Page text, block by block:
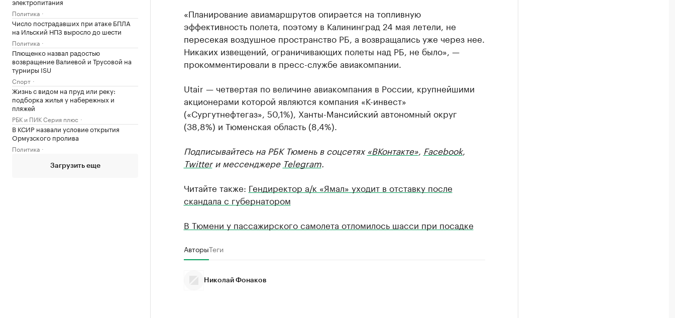
Политика
Число пострадавших при атаке БПЛА
на Ильский НПЗ выросло до шести
Политика
Плющенко назвал радостью
возвращение Валиевой и Трусовой на
турниры ISU
Спорт
Жизнь с видом на пруд или реку:
подборка жилья у набережных и
пляжей
РБК и ПИК Серия плюс
В КСИР назвали условие открытия
Ормузского пролива
Политика
Загрузить еще
«Планирование авиамаршрутов опирается на топливную
эффективность полета, поэтому в Калининград 24 мая летели, не
пересекая воздушное пространство РБ, а возвращались уже через нее.
Никаких извещений, ограничивающих полеты над РБ, не было», —
прокомментировали в пресс-службе авиакомпании.
Utair — четвертая по величине авиакомпания в России, крупнейшими
акционерами которой являются компания «К-инвест»
(«Сургутнефтегаз», 50,1%), Ханты-Мансийский автономный округ
(38,8%) и Тюменская область (8,4%).
Подписывайтесь на РБК Тюмень в соцсетях«ВКонтакте», Facebook,
Twitterи мессенджере Telegram.
Читайте также: Гендиректор а/к «Ямал» уходит в отставку после
скандала с губернатором
В Тюмени у пассажирского самолета отломилось шасси при посадке
АвторыТеги
Николай Фонаков